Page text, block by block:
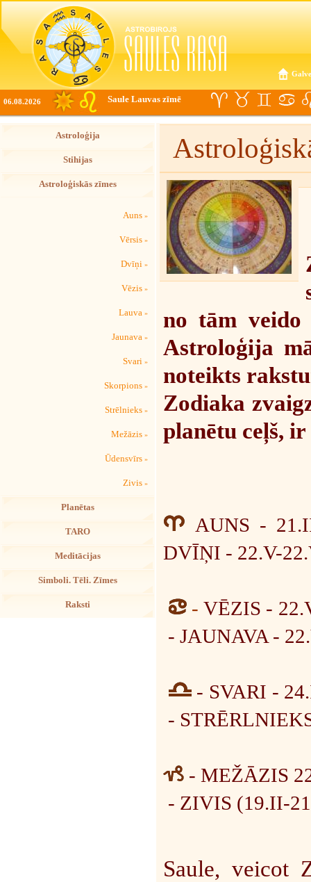
06.08.2026 Saule Lauvas zīmē
Astroloģija
Stihijas
Astroloģiskās zīmes
Auns »
Vērsis »
Dvīņi »
Vēzis »
Lauva »
Jaunava »
Svari »
Skorpions »
Strēlnieks »
Mežāzis »
Ūdensvīrs »
Zivis »
Planētas
TARO
Meditācijas
Simboli. Tēli. Zīmes
Raksti
no tām veido
Astroloģija
noteikts
Zodiaka
planētu ceļš,
AUNS -
DVĪŅI - 22.V-
- VĒZIS -
- JAUNAVA -
- SVARI -
-
- MEŽĀZIS
- ZIVIS (19.II-
Saule, veicot